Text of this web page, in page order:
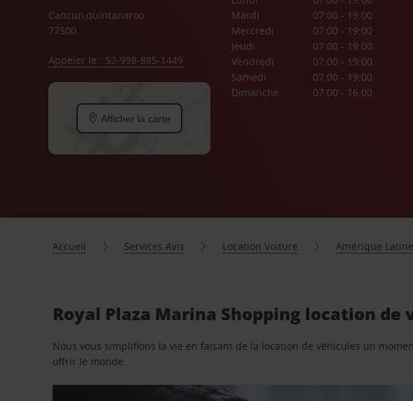
Cancun,quintanaroo
77500
Appeler le : 52-998-885-1449
Afficher la carte
Mardi
07:00 - 19:00
Mercredi
07:00 - 19:00
Jeudi
07:00 - 19:00
Vendredi
07:00 - 19:00
Samedi
07:00 - 19:00
Dimanche
07:00 - 16:00
Accueil Services Avis Location Voiture Amérique Latine
Royal Plaza Marina Shopping location
Nous vous simplifions la vie en faisant de la location de véhicules un
offrir le monde.